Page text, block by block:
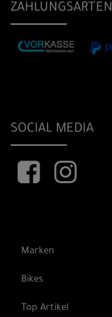
ZAHLUNGSARTEN
SOCIAL MEDIA
Marken
Bikes
Top Artikel